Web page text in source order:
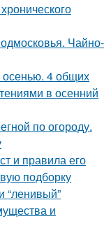
Чайно-
4 общих
в осенний
по огороду.
и правила его
подборку
“ленивый”
и